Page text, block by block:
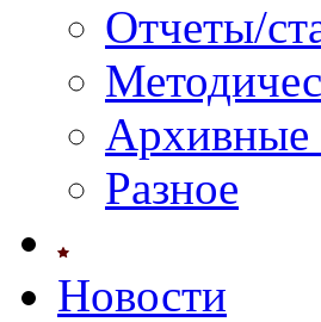
Отчеты/
Архивные
Разное
Новости